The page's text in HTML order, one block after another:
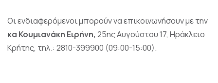
Οι ενδιαφερόμενοι μπορούν να επικοινωνήσουν με την
κα Κουμιανάκη Ειρήνη, 25ης Αυγούστου 17, Ηράκλειο
Κρήτης, τηλ.: 2810-399900 (09:00-15:00).